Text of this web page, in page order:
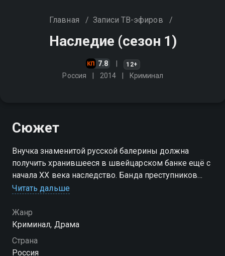
Главная / Записи ТВ-эфиров /
Наследие (сезон 1)
7.8 12+
Россия 2014 Криминал
Сюжет
Внучка знаменитой русской балерины должна
получить хранившееся в швейцарском банке ещё с
начала XX века наследство. Банда преступников
планирует завладеть золотыми слитками
Посмотреть онлайн 1 сезон сериала Наследие вы
можете совершенно бесплатно в хорошем HD
качестве на Смотрёшке
Читать дальше
Жанр
Криминал, Драма
Страна
Россия